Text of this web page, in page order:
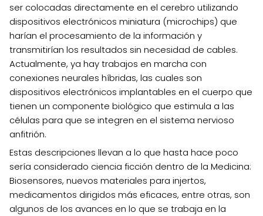
ser colocadas directamente en el cerebro utilizando
dispositivos electrónicos miniatura (microchips) que
harían el procesamiento de la información y
transmitirían los resultados sin necesidad de cables.
Actualmente, ya hay trabajos en marcha con
conexiones neurales híbridas, las cuales son
dispositivos electrónicos implantables en el cuerpo que
tienen un componente biológico que estimula a las
células para que se integren en el sistema nervioso
anfitrión.
Estas descripciones llevan a lo que hasta hace poco
sería considerado ciencia ficción dentro de la Medicina:
Biosensores, nuevos materiales para injertos,
medicamentos dirigidos más eficaces, entre otras, son
algunos de los avances en lo que se trabaja en la